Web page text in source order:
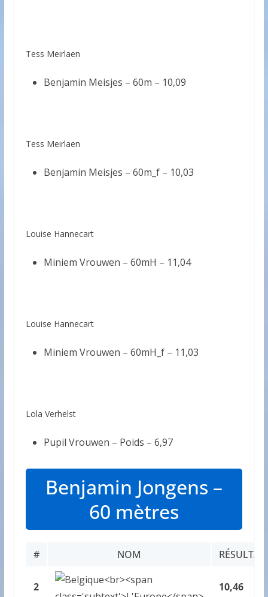
Tess Meirlaen
Benjamin Meisjes – 60m – 10,09
Tess Meirlaen
Benjamin Meisjes – 60m_f – 10,03
Louise Hannecart
Miniem Vrouwen – 60mH – 11,04
Louise Hannecart
Miniem Vrouwen – 60mH_f – 11,03
Lola Verhelst
Pupil Vrouwen – Poids – 6,97
Benjamin Jongens –
60 mètres
# NOM RÉSULTAT
2 10,46